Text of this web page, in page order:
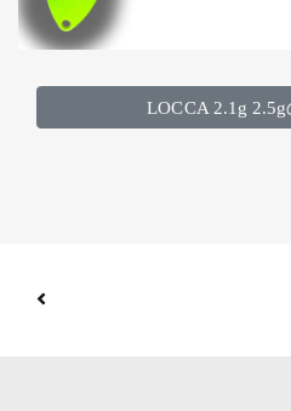
LOCCA 2.1g